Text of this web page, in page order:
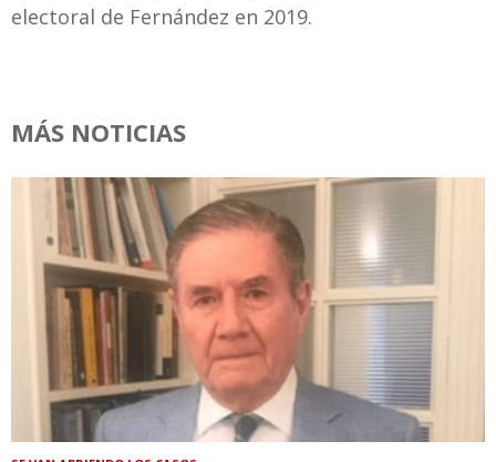
electoral de Fernández en 2019.
MÁS NOTICIAS